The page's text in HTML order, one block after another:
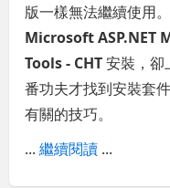
版一樣無法繼續使用
Microsoft ASP.NET
Tools - CHT安裝，卻
番功夫才找到安裝套
有關的技巧。
...繼續閱讀 ...